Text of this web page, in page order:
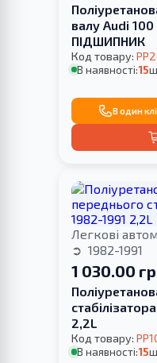
валу Audi
ПІДШИПНИК
Код товару:
В наявності:15
В один
Легкові
1982-1991
1 030.00
2,2L
Код товару:
В наявності:15